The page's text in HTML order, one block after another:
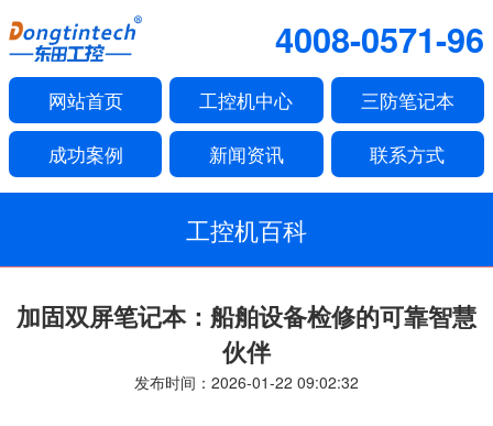
4008-0571-96
网站首页 工控机中心 三防笔记本
成功案例 新闻资讯 联系方式
工控机百科
加固双屏笔记本：船舶设备检修的可靠智慧
伙伴
发布时间：2026-01-22 09:02:32